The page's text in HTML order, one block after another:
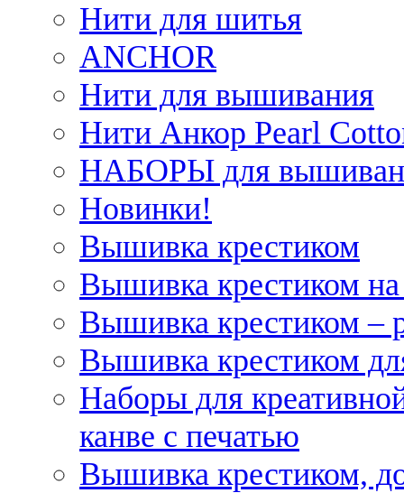
Нити для шитья
ANCHOR
Нити для вышивания
Нити Анкор Pearl
НАБОРЫ для
Новинки!
Вышивка крестиком
Вышивка крестиком
Вышивка крестиком –
Вышивка крестиком
Наборы для
канве с печатью
Вышивка крестиком,